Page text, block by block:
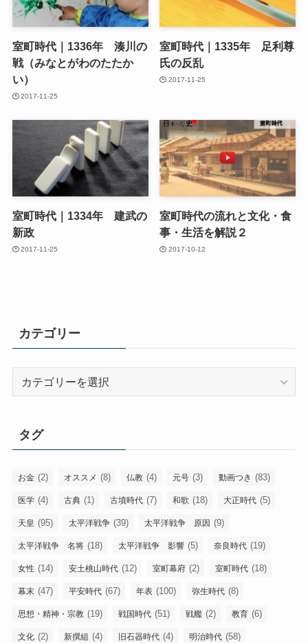
室町時代｜1336年 湊川の
戦（みなとがわのたたか
い）
2017-11-25
室町時代｜1335年 足利尊
氏の反乱
2017-11-25
室町時代｜1334年 建武の
新政
2017-11-25
室町時代の流れと文化・食
事・生活を解説２
2017-10-12
カテゴリー
ー
タグ
お金 (2) オススメ (8) 仏教 (4) 元号 (3) 動画つき (83)
医学 (4) 古典 (1) 古墳時代 (7) 和歌 (18) 大正時代 (5)
天皇 (95) 太平洋戦争 (39) 太平洋戦争 原因 (9)
太平洋戦争 名将 (18) 太平洋戦争 影響 (5) 奈良時代 (19)
女性 (14) 安土桃山時代 (12) 室町幕府 (2) 室町時代 (18)
幕末 (47) 平安時代 (67) 年表 (100) 弥生時代 (8)
思想・精神・宗教 (19) 戦国時代 (51) 戦艦 (2) 教育 (6)
文化 (2) 新撰組 (4) 旧石器時代 (4) 明治時代 (58)